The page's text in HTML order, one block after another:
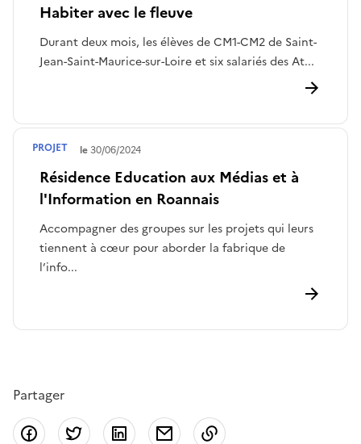
Habiter avec le fleuve
Durant deux mois, les élèves de CM1-CM2 de Saint-
Jean-Saint-Maurice-sur-Loire et six salariés des At...
Résidence Education aux Médias et à
l'Information en Roannais
Accompagner des groupes sur les projets qui leurs
tiennent à cœur pour aborder la fabrique de
l’info...
Terminé le30/06/2024
PROJET
Partager
Partager sur Facebook
Partager sur Twitter
Partager sur LinkedIn
Partager par email